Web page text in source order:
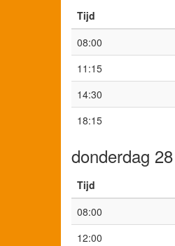
Tijd
08:00
11:15
14:30
18:15
donderdag
Tijd
08:00
12:00